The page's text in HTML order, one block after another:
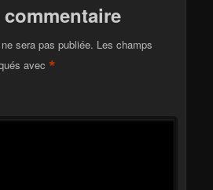
sera pas publiée. Les champs
avec*